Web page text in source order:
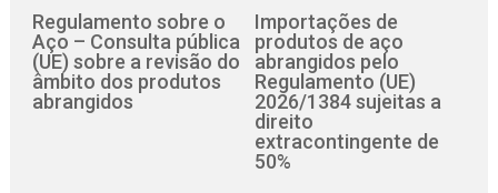
Regulamento sobre o
Aço – Consulta pública
(UE) sobre a revisão do
âmbito dos produtos
abrangidos
Importações de
produtos de aço
abrangidos pelo
Regulamento (UE)
2026/1384 sujeitas a
direito
extracontingente de
50%